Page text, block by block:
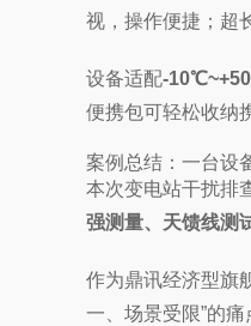
视，操作便捷；超
设备适配-
便携包可轻松收纳
案例总结：一台设
本次变电站干扰排
强测量、天馈线测
作为鼎讯经济型旗
一、场景受限”的痛